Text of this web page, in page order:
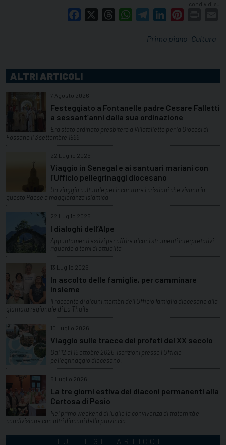
condividi su
Facebook ThreadsWhatsAppTelegramLinkedIn
Cultura
Primo piano
ALTRI ARTICOLI
7 Agosto 2026
Festeggiato a Fontanelle padre Cesare Falletti
a sessant’anni dalla sua ordinazione
Era stato ordinato presbitero a Villafalletto per la Diocesi di
Fossano il 3 settembre 1966
22 Luglio 2026
Viaggio in Senegal e ai santuari mariani con
l’Ufficio pellegrinaggi diocesano
Un viaggio culturale per incontrare i cristiani che vivono in
questo Paese a maggioranza islamica
22 Luglio 2026
I dialoghi dell’Alpe
Appuntamenti estivi per offrire alcuni strumenti interpretativi
riguardo a temi di attualità
13 Luglio 2026
In ascolto delle famiglie, per camminare
insieme
Il racconto di alcuni membri dell'Ufficio famiglia diocesano alla
giornata regionale di La Thuile
10 Luglio 2026
Viaggio sulle tracce dei profeti del XX secolo
Dal 12 al 15 ottobre 2026. Iscrizioni presso l'Ufficio
pellegrinaggio diocesano.
6 Luglio 2026
La tre giorni estiva dei diaconi permanenti alla
Certosa di Pesio
Nel primo weekend di luglio la convivenza di fraternità e
condivisione con altri diaconi della provincia
TUTTI GLI ARTICOLI